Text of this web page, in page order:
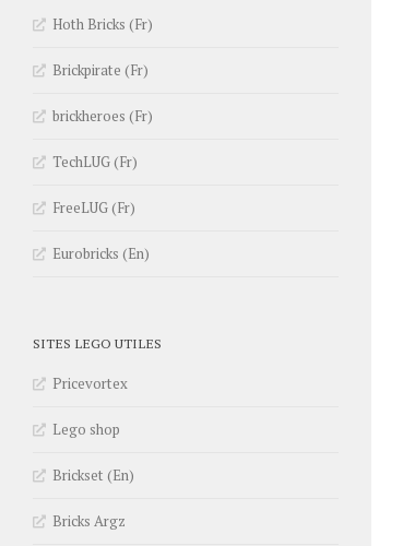
Hoth Bricks (Fr)
Brickpirate (Fr)
brickheroes (Fr)
TechLUG (Fr)
FreeLUG (Fr)
Eurobricks (En)
SITES LEGO UTILES
Pricevortex
Lego shop
Brickset (En)
Bricks Argz